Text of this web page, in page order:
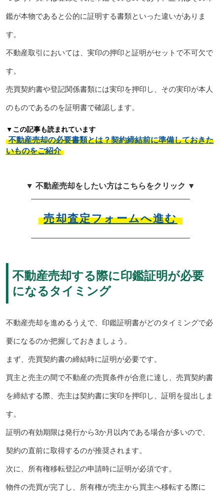
鑑が本物であると公的に証明する書類といった違いがありま
す。
不動産取引においては、実印の押印と証明がセットで不可欠で
す。
売買契約書や登記関係書類には実印を押印し、その実印が本人
のものであるのを証明書で確認します。
▼この記事も読まれています
不動産売却の必要書類とは？契約締結前に準備しておきた
いものをご紹介
▼ 不動産売却をしたい方はこちらをクリック ▼
売却査定フォームへ進む
不動産売却する際に印鑑証明が必要
になるタイミング
不動産売却を進めるうえで、印鑑証明書がどのタイミングで必
要になるのか把握しておきましょう。
まず、売買契約書の締結時に証明が必要です。
買主と売主の間で不動産の売買条件が合意に達し、売買契約書
を締結する際、売主は契約書に実印を押印し、証明を提出しま
す。
証明の有効期限は発行から3か月以内である場合が多いので、
契約の直前に取得するのが推奨されます。
次に、所有権移転登記の申請時に証明が必須です。
物件の売買が完了し、所有権が売主から買主へ移転する際に